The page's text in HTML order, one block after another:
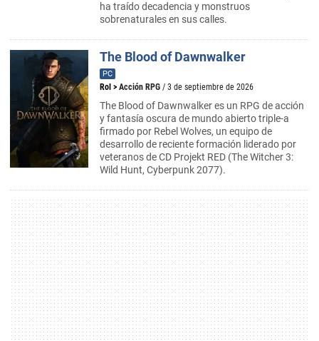
ha traído decadencia y monstruos
sobrenaturales en sus calles.
The Blood of Dawnwalker
PC
Rol > Acción RPG / 3 de septiembre de 2026
The Blood of Dawnwalker es un RPG de acción
y fantasía oscura de mundo abierto triple-a
firmado por Rebel Wolves, un equipo de
desarrollo de reciente formación liderado por
veteranos de CD Projekt RED (The Witcher 3:
Wild Hunt, Cyberpunk 2077).